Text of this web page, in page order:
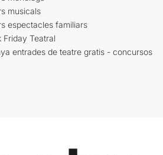
musicals
espectacles familiars
Friday Teatral
entrades de teatre gratis - concursos